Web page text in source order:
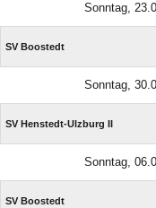
Sonntag,
SV Boostedt
Sonntag,
SV Henstedt-Ulzburg II
Sonntag,
SV Boostedt